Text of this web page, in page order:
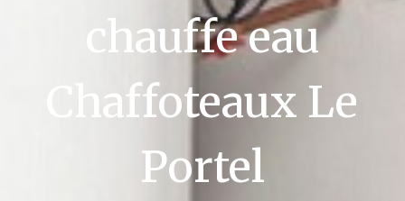
chauffe eau
Chaffoteaux Le
Portel